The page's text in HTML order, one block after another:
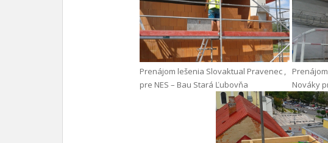
Prenájom lešenia Slovaktual Pravenec ,
pre NES – Bau Stará Ľubovňa
Nováky